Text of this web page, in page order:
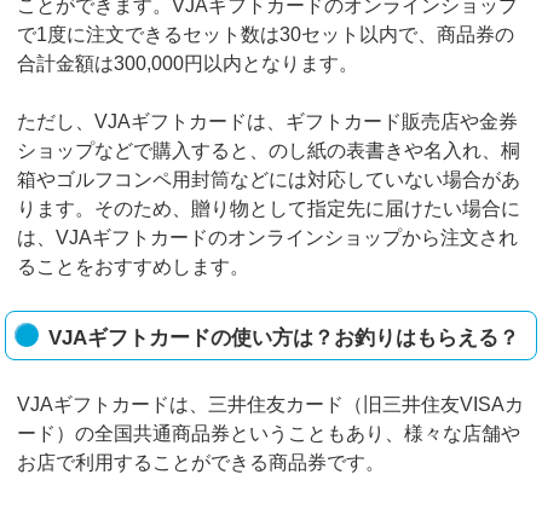
ことができます。VJAギフトカードのオンラインショップ
で1度に注文できるセット数は30セット以内で、商品券の
合計金額は300,000円以内となります。
ただし、VJAギフトカードは、ギフトカード販売店や金券
ショップなどで購入すると、のし紙の表書きや名入れ、桐
箱やゴルフコンペ用封筒などには対応していない場合があ
ります。そのため、贈り物として指定先に届けたい場合に
は、VJAギフトカードのオンラインショップから注文され
ることをおすすめします。
VJAギフトカードの使い方は？お釣りはもらえる？
VJAギフトカードは、三井住友カード（旧三井住友VISAカ
ード）の全国共通商品券ということもあり、様々な店舗や
お店で利用することができる商品券です。